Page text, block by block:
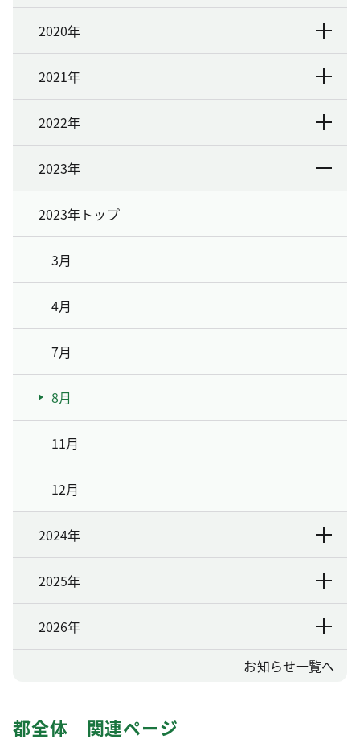
2020年
2021年
2022年
2023年
2023年トップ
3月
4月
7月
8月
11月
12月
2024年
2025年
2026年
お知らせ一覧へ
都全体 関連ページ